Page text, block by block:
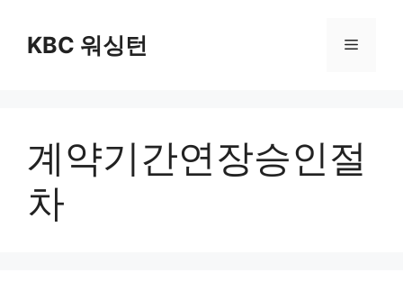
KBC 워싱턴 메
계약기간연장승인절
차